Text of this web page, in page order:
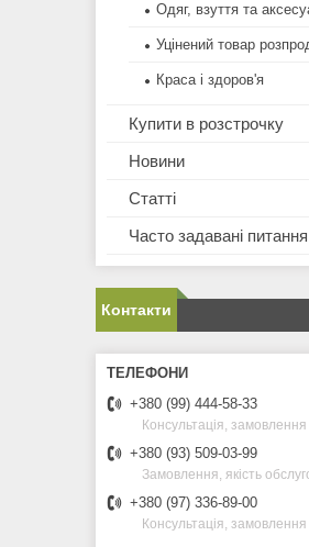
Одяг, взуття та
Уцінений товар
Краса і здоров'я
Купити в розстрочку
Новини
Статті
Часто задавані питання
Контакти
+380 (99) 444-58-33
Консультація,
+380 (93) 509-03-99
Замовлення, якість
+380 (97) 336-89-00
Консультація, замовлення